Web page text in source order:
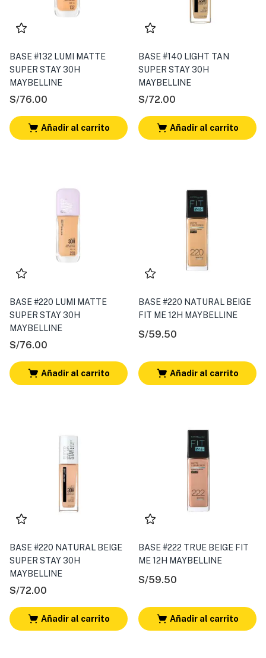
BASE #132 LUMI MATTE
SUPER STAY 30H
MAYBELLINE
S/76.00
Añadir al carrito
BASE #140 LIGHT TAN
SUPER STAY 30H
MAYBELLINE
S/72.00
Añadir al carrito
BASE #220 LUMI MATTE
SUPER STAY 30H
MAYBELLINE
S/76.00
Añadir al carrito
BASE #220 NATURAL BEIGE
FIT ME 12H MAYBELLINE
S/59.50
Añadir al carrito
BASE #220 NATURAL BEIGE
SUPER STAY 30H
MAYBELLINE
S/72.00
Añadir al carrito
BASE #222 TRUE BEIGE FIT
ME 12H MAYBELLINE
S/59.50
Añadir al carrito